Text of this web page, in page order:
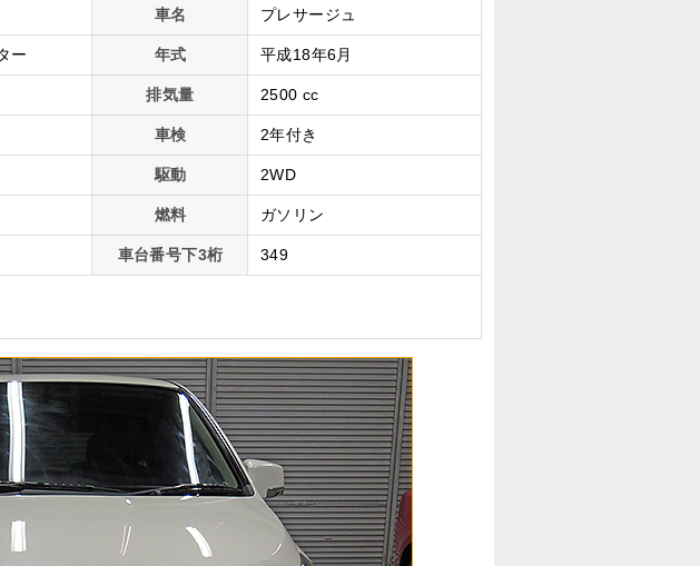
車名 プレサージュ
ー 年式 平成18年6月
排気量 2500 cc
車検 2年付き
駆動 2WD
燃料 ガソリン
車台番号下3桁 349